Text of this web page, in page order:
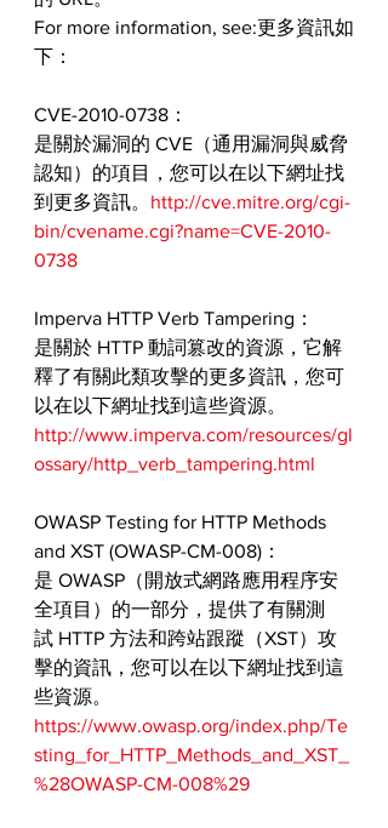
For more information, see:更多資訊如
下：
CVE-2010-0738：
是關於漏洞的 CVE（通用漏洞與威脅
認知）的項目，您可以在以下網址找
到更多資訊。 http://cve.mitre.org/cgi-
bin/cvename.cgi?name=CVE-2010-
0738
Imperva HTTP Verb Tampering：
是關於 HTTP 動詞篡改的資源，它解
釋了有關此類攻擊的更多資訊，您可
以在以下網址找到這些資源。
http://www.imperva.com/resources/gl
ossary/http_verb_tampering.html
OWASP Testing for HTTP Methods
and XST (OWASP-CM-008)：
是 OWASP（開放式網路應用程序安
全項目）的一部分，提供了有關測
試 HTTP 方法和跨站跟蹤（XST）攻
擊的資訊，您可以在以下網址找到這
些資源。
https://www.owasp.org/index.php/Te
sting_for_HTTP_Methods_and_XST_
%28OWASP-CM-008%29